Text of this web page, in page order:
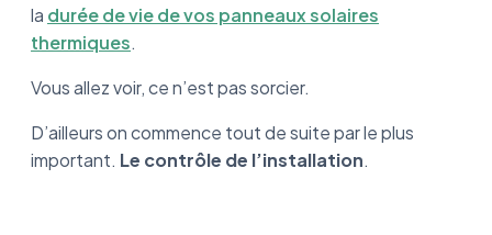
la durée de vie de vos panneaux solaires
thermiques.
Vous allez voir, ce n’est pas sorcier.
D’ailleurs on commence tout de suite par le plus
important. Le contrôle de l’installation.